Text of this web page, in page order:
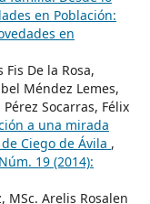
en Población:
en
Fis De la Rosa,
Méndez Lemes,
Socarras, Félix
a una mirada
Ciego de Ávila ,
19 (2014):
MSc. Arelis Rosalen